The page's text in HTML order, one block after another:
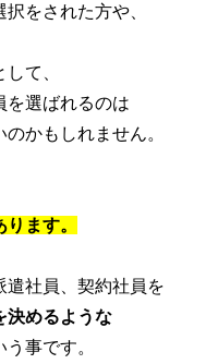
をされた方や、
て、
を選ばれるのは
かもしれません。
ます。
遣社員、契約社員を
決めるような
う事です。